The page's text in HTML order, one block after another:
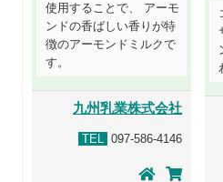
使用することで、 アーモ
ンドの香ばしい香りが特
徴のアーモンドミルクで
す。
九州乳業株式会社
TEL 097-586-4146